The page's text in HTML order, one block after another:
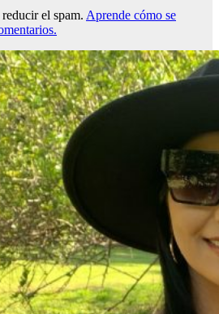
el spam. Aprende cómo se